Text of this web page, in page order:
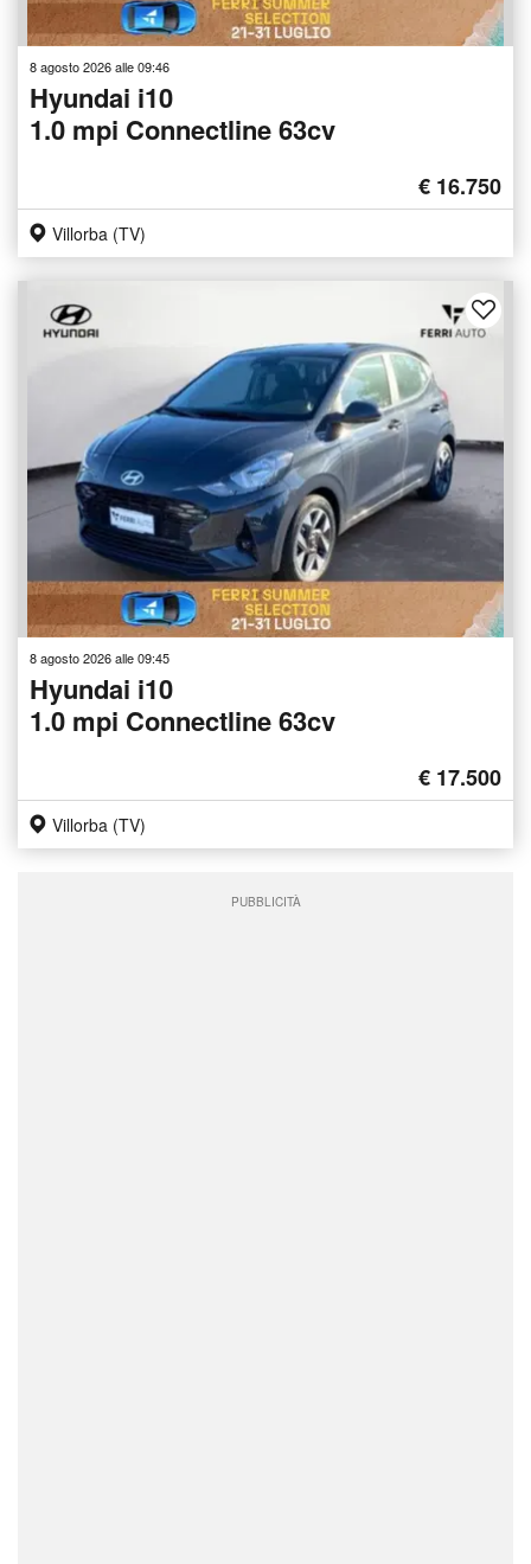
8 agosto 2026 alle 09:46
Hyundai i10
1.0 mpi Connectline 63cv
€ 16.750
Villorba (TV)
8 agosto 2026 alle 09:45
Hyundai i10
1.0 mpi Connectline 63cv
€ 17.500
Villorba (TV)
PUBBLICITÀ